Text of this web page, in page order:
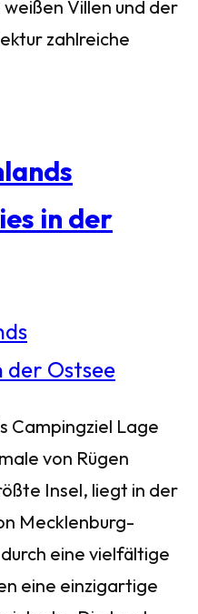
Villen und der
zahlreiche
in der
Campingziel Lage
von Rügen
Insel, liegt in der
Mecklenburg-
eine vielfältige
eine einzigartige